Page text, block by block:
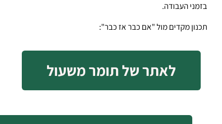
בזמני העבודה.
תכנון מקדים מול "אם כבר אז כבר":
לאתר של תומר משעול